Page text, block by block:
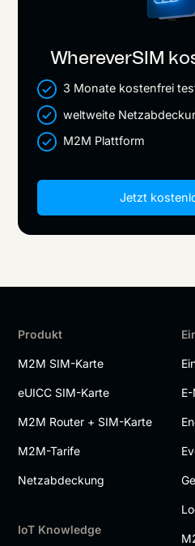
WhereverSIM
3 Monate kostenfrei
weltweite
M2M Plattform
Jetzt
Produkt
M2M SIM-Karte
eUICC SIM-Karte
M2M Router + SIM-Karte
M2M-Tarife
Netzabdeckung
IoT Knowledge